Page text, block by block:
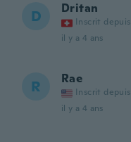
D Dritan
Inscrit depuis
il y a 4 ans
R Rae
Inscrit depuis
il y a 4 ans